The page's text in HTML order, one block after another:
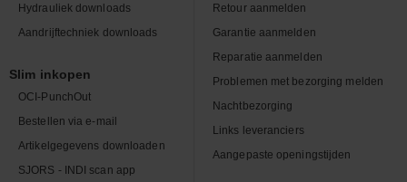
Hydrauliek downloads
Aandrijftechniek downloads
Slim inkopen
OCI-PunchOut
Bestellen via e-mail
Artikelgegevens downloaden
SJORS - INDI scan app
Retour aanmelden
Garantie aanmelden
Reparatie aanmelden
Problemen met bezorging melden
Nachtbezorging
Links leveranciers
Aangepaste openingstijden